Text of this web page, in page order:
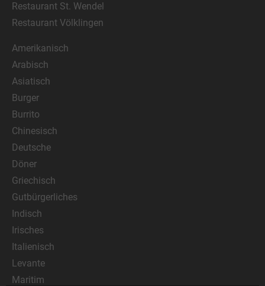
Restaurant St. Wendel
Restaurant Völklingen
Amerikanisch
Arabisch
Asiatisch
Burger
Burrito
Chinesisch
Deutsche
Döner
Griechisch
Gutbürgerliches
Indisch
Irisches
Italienisch
Levante
Maritim